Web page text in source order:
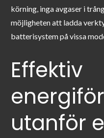
körning, inga avgaser i
möjligheten att ladda
batterisystem på vissa
Effektiv
utanför